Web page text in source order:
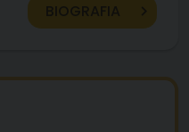
BIOGRAFIA